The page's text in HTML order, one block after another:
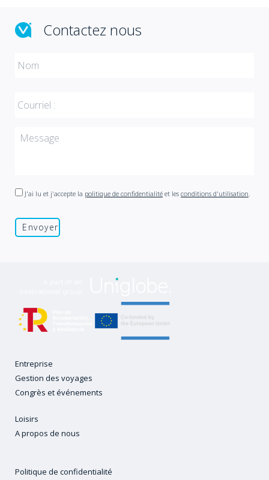
Contactez nous
J'ai lu et j'accepte la politique de confidentialité et les conditions d'utilisation
Entreprise
Gestion des voyages
Congrès et événements
Loisirs
A propos de nous
Politique de confidentialité